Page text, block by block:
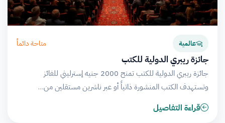
عالمية متاحة دائماً
جائزة ريبري الدولية للكتب
جائزة ريبري الدولية للكتب تمنح 2000 جنيه إسترليني للفائز
وتستهدف الكتب المنشورة ذاتياً أو عبر ناشرين مستقلين من…
قراءة التفاصيل